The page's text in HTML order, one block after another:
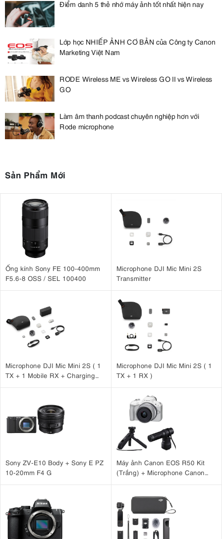
Điểm danh 5 thẻ nhớ máy ảnh tốt nhất hiện nay
Lớp học NHIẾP ẢNH CƠ BẢN của Công ty Canon
Marketing Việt Nam
RODE Wireless ME vs Wireless GO II vs Wireless
GO
Làm âm thanh podcast chuyên nghiệp hơn với
Rode microphone
Sản Phẩm Mới
Ống kính Sony FE 100-400mm
F5.6-8 OSS / SEL 100400
Microphone DJI Mic Mini 2S
Transmitter
Microphone DJI Mic Mini 2S ( 1
TX + 1 Mobile RX + Charging
Microphone DJI Mic Mini 2S ( 1
TX + 1 RX )
Sony ZV-E10 Body + Sony E PZ
10-20mm F4 G
Máy ảnh Canon EOS R50 Kit
(Trắng) + Microphone Canon